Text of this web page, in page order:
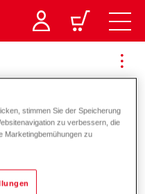
Energie und
stimmen Sie der Speicherung
zu verbessern, die
Marketingbemühungen zu